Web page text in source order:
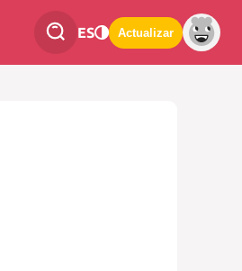
ES Actualizar